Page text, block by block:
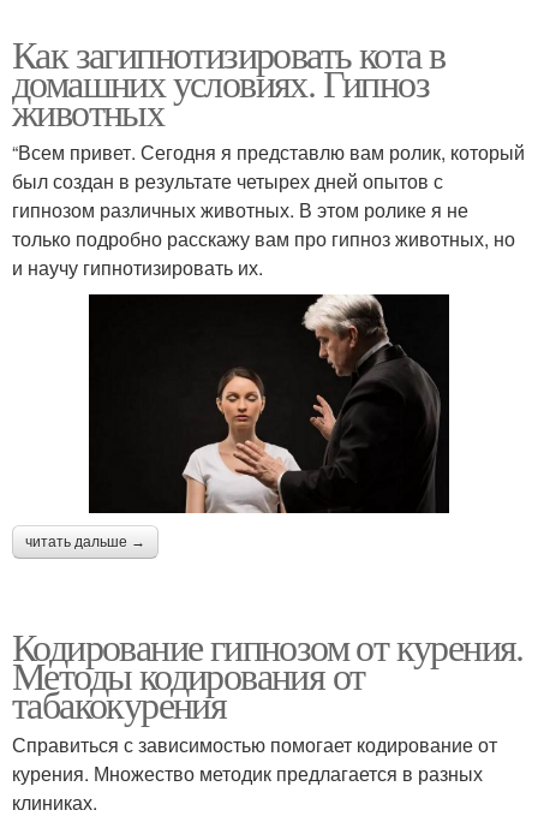
Как загипнотизировать кота в
домашних условиях. Гипноз
животных
“Всем привет. Сегодня я представлю вам ролик, который
был создан в результате четырех дней опытов с
гипнозом различных животных. В этом ролике я не
только подробно расскажу вам про гипноз животных, но
и научу гипнотизировать их.
читать дальше →
Кодирование гипнозом от курения.
Методы кодирования от
табакокурения
Справиться с зависимостью помогает кодирование от
курения. Множество методик предлагается в разных
клиниках.